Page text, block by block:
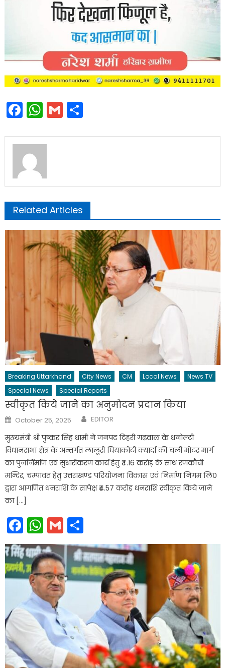
Facebook
WhatsApp
GmailShare
Related Articles
Breaking Uttarkhand City News CM Local News
News TV
Special News
Special Reports
स्वीकृत किये जाने का अनुमोदन प्रदान किया
Posted
on
October 25, 2025 Author
EDITOR
मुख्यमंत्री श्री पुष्कर सिंह धामी ने जनपद टिहरी गढ़वाल के धनोल्टी
विधानसभा क्षेत्र के अन्तर्गत लालूरी घियाकोटी क्यार्दा की चली मोटर मार्ग
का पुनर्निर्माण एवं सुधारीकरण कार्य हेतु ₹4.16 करोड़ के साथ रणकौची
मन्दिर, चम्पावत हेतु उत्तराखण्ड परियोजना विकास एवं निर्माण निगम लि०
द्वारा आगणित धनराशि के सापेक्ष ₹4.57 करोड़ धनराशि स्वीकृत किये जाने
का […]
Facebook
WhatsApp
Gmail